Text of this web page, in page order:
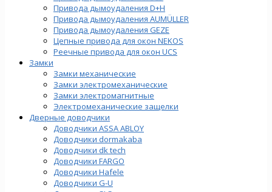
Привода дымоудаления D+H
Привода дымоудаления AUMÜLLER
Привода дымоудаления GEZE
Цепные привода для окон NEKOS
Реечные привода для окон UСS
Замки
Замки механические
Замки электромеханические
Замки электромагнитные
Электромеханические защелки
Дверные доводчики
Доводчики ASSA ABLOY
Доводчики dormakaba
Доводчики dk tech
Доводчики FARGO
Доводчики Hafele
Доводчики G-U